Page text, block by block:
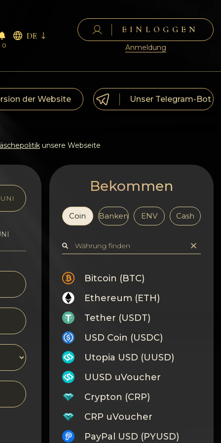
0
DE
EINLOGGEN
Anmeldung
der Website Unser Telegram-Bot
unsere Webseite
UNI
Bekommen
Coin Banken ENV Cash
Bitcoin (BTC)
Ethereum (ETH)
Tether (USDT)
USD Coin (USDC)
Utopia USD (UUSD)
UUSD uVoucher
Crypton (CRP)
CRP uVoucher
PayPal USD (PYUSD)